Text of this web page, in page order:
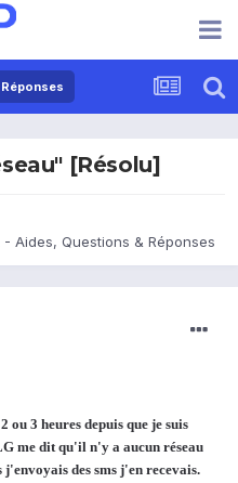
[Résolu]
- Aides, Questions & Réponses
ou 3 heures depuis que je suis
me dit qu'il n'y a aucun réseau
des sms j'en recevais.